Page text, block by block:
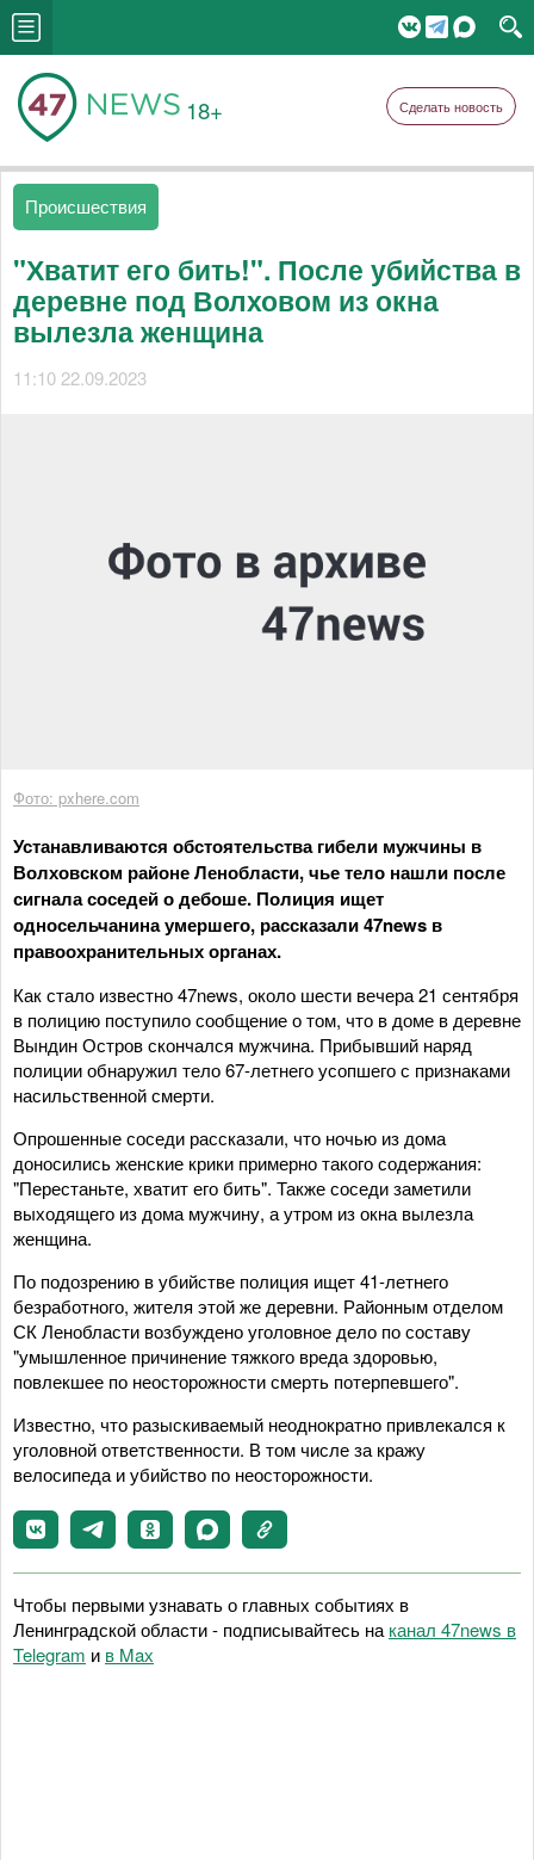
18+ Сделать новость
Происшествия
"Хватит его бить!". После убийства в
деревне под Волховом из окна
вылезла женщина
11:10 22.09.2023
Фото: pxhere.com
Устанавливаются обстоятельства гибели мужчины в
Волховском районе Ленобласти, чье тело нашли после
сигнала соседей о дебоше. Полиция ищет
односельчанина умершего, рассказали 47news в
правоохранительных органах.
Как стало известно 47news, около шести вечера 21 сентября
в полицию поступило сообщение о том, что в доме в деревне
Вындин Остров скончался мужчина. Прибывший наряд
полиции обнаружил тело 67-летнего усопшего с признаками
насильственной смерти.
Опрошенные соседи рассказали, что ночью из дома
доносились женские крики примерно такого содержания:
"Перестаньте, хватит его бить". Также соседи заметили
выходящего из дома мужчину, а утром из окна вылезла
женщина.
По подозрению в убийстве полиция ищет 41-летнего
безработного, жителя этой же деревни. Районным отделом
СК Ленобласти возбуждено уголовное дело по составу
"умышленное причинение тяжкого вреда здоровью,
повлекшее по неосторожности смерть потерпевшего".
Известно, что разыскиваемый неоднократно привлекался к
уголовной ответственности. В том числе за кражу
велосипеда и убийство по неосторожности.
Чтобы первыми узнавать о главных событиях в
Ленинградской области - подписывайтесь на канал 47news в
Telegram и в Maх